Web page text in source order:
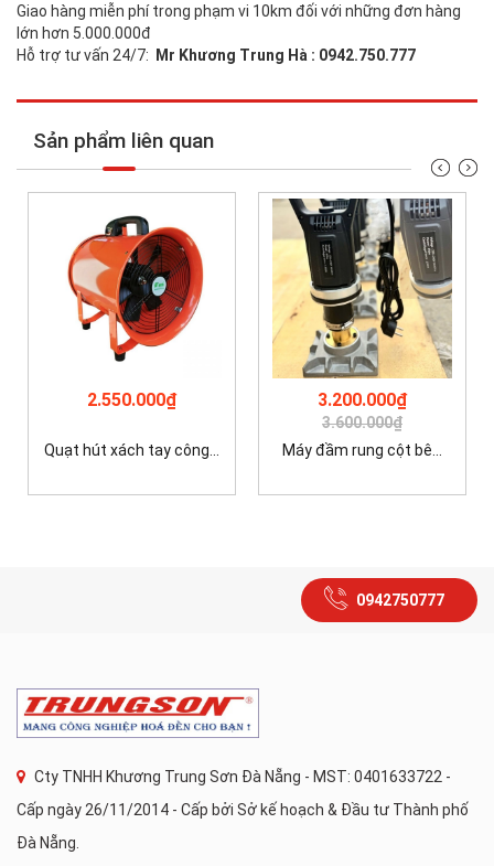
Giao hàng miễn phí trong phạm vi 10km đối với những đơn hàng
lớn hơn 5.000.000đ
Hỗ trợ tư vấn 24/7:
Mr Khương Trung Hà : 0942.750.777
Sản phẩm liên quan
2.550.000₫
Quạt hút xách tay công...
3.200.000₫
3.600.000₫
Máy đầm rung cột bê...
0942750777
Cty TNHH Khương Trung Sơn Đà Nẵng - MST: 0401633722 -
Cấp ngày 26/11/2014 - Cấp bởi Sở kế hoạch & Đầu tư Thành phố
Đà Nẵng.